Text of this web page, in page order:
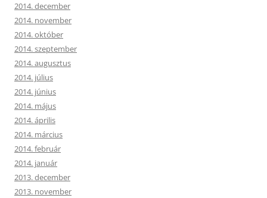
2014. december
2014. november
2014. október
2014. szeptember
2014. augusztus
2014. július
2014. június
2014. május
2014. április
2014. március
2014. február
2014. január
2013. december
2013. november